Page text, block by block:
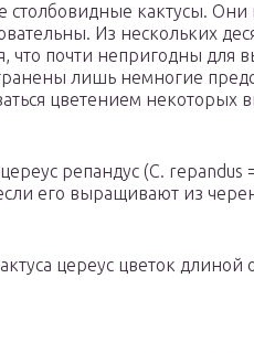
кактусы. Они
Из нескольких
что почти непригодны для
лишь немногие
цветением некоторых
репандус (С. repandus
его выращивают из
цереус цветок